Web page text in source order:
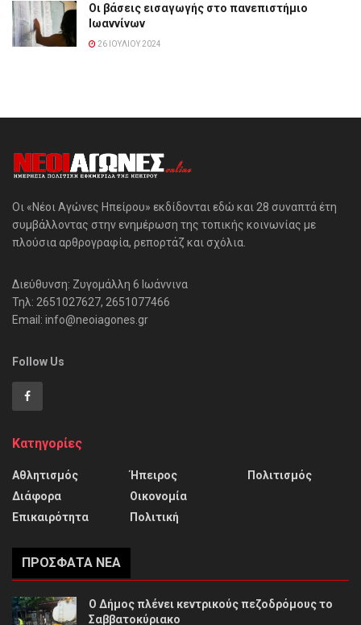
Οι βάσεις εισαγωγής στο πανεπιστήμιο
Ιωαννίνων
26 ΙΟΥΛΊΟΥ 2024
Οι «Νέοι Αγώνες Ηπείρου» εκδίδονται εδώ και 28 συναπτά έτη
συμβάλλοντας στην ενημέρωση της τοπικής κοινωνίας με
πλούσια αρθρογραφία, ρεπορτάζ και σχόλια.
Διεύθυνση: Ζυγομάλλη 6 Ιωάννινα
Τηλ: 2651027627, 2651077466
Email: info@neoiagones.gr
Follow Us
Κατηγορίες
Αθλητισμός
Διάφορα
Επικαιρότητα
Ήπειρος
Οικονομία
Πολιτική
Πολιτισμός
ΠΡΌΣΦΑΤΑ ΝΈΑ
Ο Δήμος πλένει κεντρικούς πεζοδρόμους το
Σαββατοκύριακο